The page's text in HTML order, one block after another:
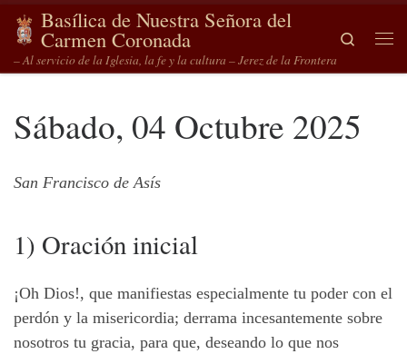
Saltar al contenido
Basílica de Nuestra Señora del
Carmen Coronada
– Al servicio de la Iglesia, la fe y la cultura – Jerez de la Frontera
Search
Sábado, 04 Octubre 2025
San Francisco de Asís
1) Oración inicial
¡Oh Dios!, que manifiestas especialmente tu poder con el
perdón y la misericordia; derrama incesantemente sobre
nosotros tu gracia, para que, deseando lo que nos